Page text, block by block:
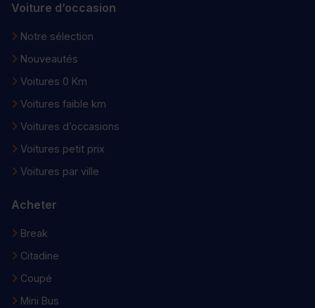
Voiture d’occasion
Notre sélection
Nouveautés
Voitures 0 Km
Voitures faible km
Voitures d’occasions
Voitures petit prix
Voitures par ville
Acheter
Break
Citadine
Coupé
Mini Bus